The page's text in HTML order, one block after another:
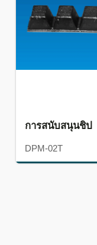
การสนับสนุนชิป
DPM-02T